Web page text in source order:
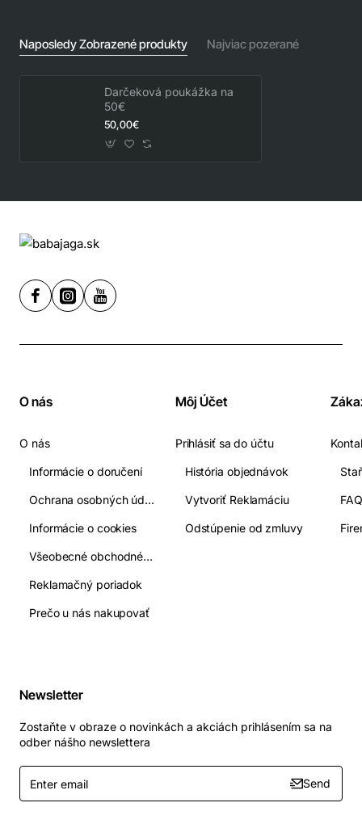
Naposledy Zobrazené produkty Najviac pozerané
Darčeková poukážka na
50€
50,00€
O nás
O nás
Informácie o doručení
Ochrana osobných údajov
Informácie o cookies
Všeobecné obchodné podmienky
Reklamačný poriadok
Prečo u nás nakupovať
Môj Účet
Prihlásiť sa do účtu
História objednávok
Vytvoriť Reklamáciu
Odstúpenie od zmluvy
Newsletter
Zostaňte v obraze o novinkách a akciách prihlásením sa na
odber nášho newslettera
Enter
email
Send